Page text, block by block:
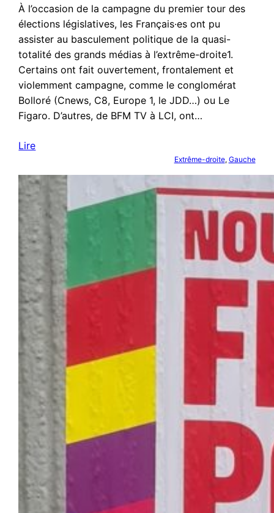
À l’occasion de la campagne du premier tour des
élections législatives, les Français·es ont pu
assister au basculement politique de la quasi-
totalité des grands médias à l’extrême-droite1.
Certains ont fait ouvertement, frontalement et
violemment campagne, comme le conglomérat
Bolloré (Cnews, C8, Europe 1, le JDD…) ou Le
Figaro. D’autres, de BFM TV à LCI, ont…
Lire
Extrême-droite, Gauche